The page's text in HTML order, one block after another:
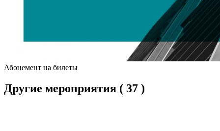
Абонемент на билеты
Другие мероприятия ( 37 )